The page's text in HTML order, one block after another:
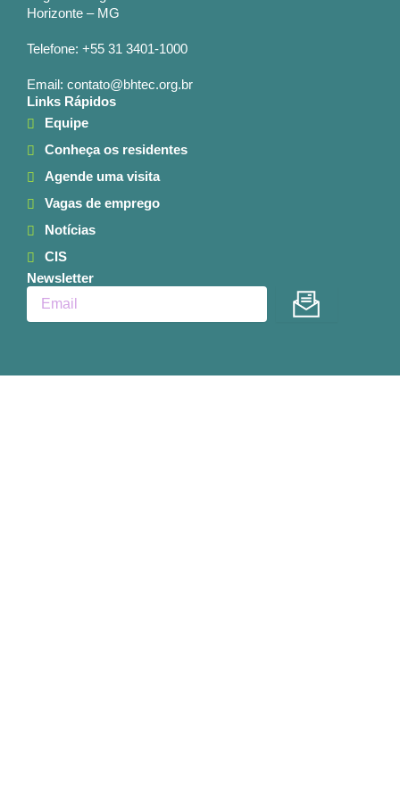
Horizonte – MG
Telefone: +55 31 3401-1000
Email: contato@bhtec.org.br
Links Rápidos
Equipe
Conheça os residentes
Agende uma visita
Vagas de emprego
Notícias
CIS
Newsletter
Enviar